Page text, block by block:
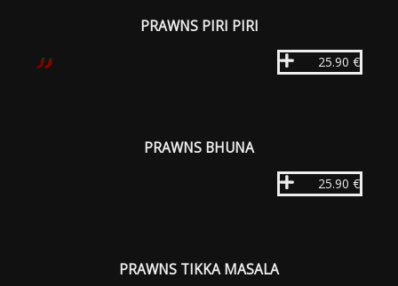
PRAWNS PIRI PIRI
25.90 €
PRAWNS BHUNA
25.90 €
PRAWNS TIKKA MASALA